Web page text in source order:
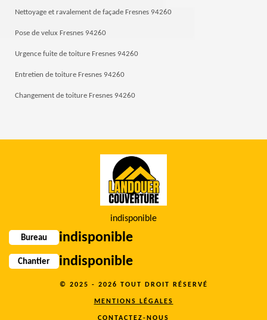
Nettoyage et ravalement de façade Fresnes 94260
Pose de velux Fresnes 94260
Urgence fuite de toiture Fresnes 94260
Entretien de toiture Fresnes 94260
Changement de toiture Fresnes 94260
indisponible
Bureau indisponible
Chantier indisponible
© 2025 - 2026 TOUT DROIT RÉSERVÉ
MENTIONS LÉGALES
CONTACTEZ-NOUS